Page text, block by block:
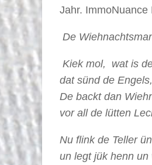
Jahr.
De
Kiek mol, wat is
dat sünd de
De backt dan
vor all de lütten
Nu flink de Teller
un legt jük henn